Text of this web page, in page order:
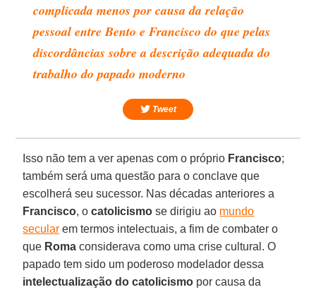
complicada menos por causa da relação
pessoal entre Bento e Francisco do que pelas
discordâncias sobre a descrição adequada do
trabalho do papado moderno
Tweet
Isso não tem a ver apenas com o próprio Francisco;
também será uma questão para o conclave que
escolherá seu sucessor. Nas décadas anteriores a
Francisco, ocatolicismo se dirigiu ao mundo
secular em termos intelectuais, a fim de combater o
que Roma considerava como uma crise cultural. O
papado tem sido um poderoso modelador dessa
intelectualização do catolicismo por causa da